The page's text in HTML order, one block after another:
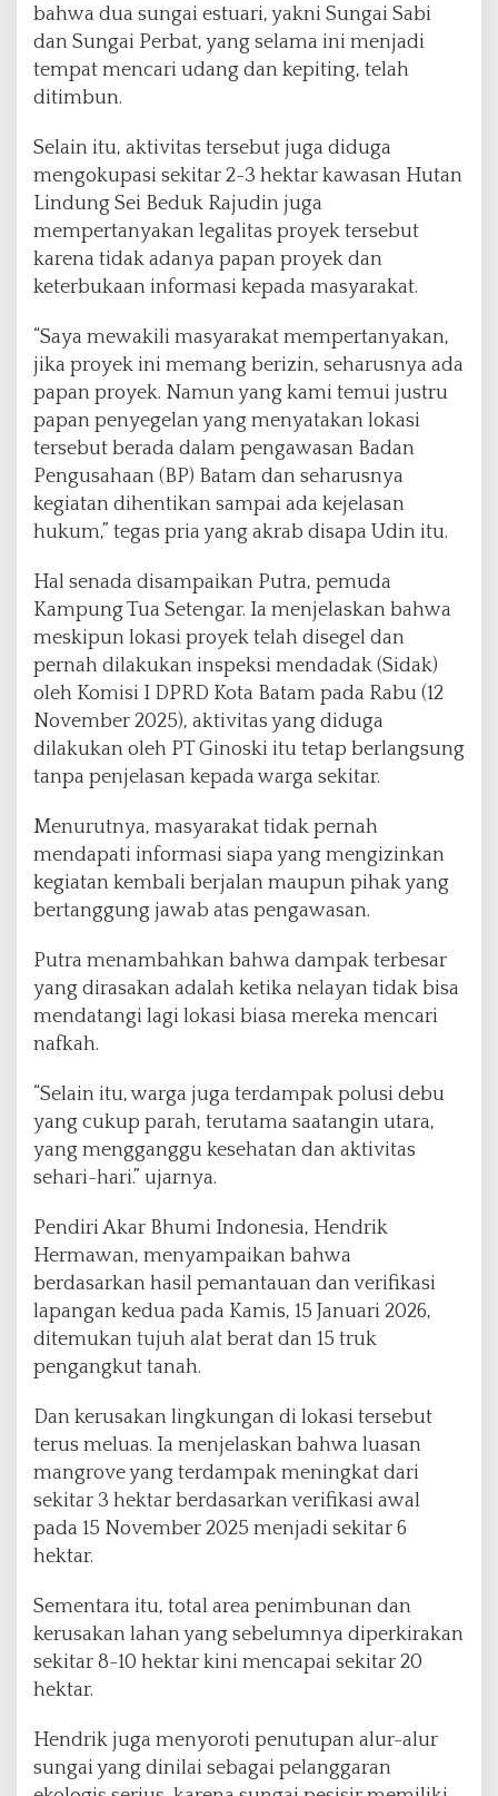
I
D
s
K
L
L
a
k
u
n
V
e
r
f
i
k
a
s
bahwa dua sungai estuari, yakni Sungai Sabi
dan Sungai Perbat, yang selama ini menjadi
tempat mencari udang dan kepiting, telah
ditimbun.
Selain itu, aktivitas tersebut juga diduga
mengokupasi sekitar 2-3 hektar kawasan Hutan
Lindung Sei Beduk Rajudin juga
mempertanyakan legalitas proyek tersebut
karena tidak adanya papan proyek dan
keterbukaan informasi kepada masyarakat.
“Saya mewakili masyarakat mempertanyakan,
jika proyek ini memang berizin, seharusnya ada
papan proyek. Namun yang kami temui justru
papan penyegelan yang menyatakan lokasi
tersebut berada dalam pengawasan Badan
Pengusahaan (BP) Batam dan seharusnya
kegiatan dihentikan sampai ada kejelasan
hukum,” tegas pria yang akrab disapa Udin itu.
Hal senada disampaikan Putra, pemuda
Kampung Tua Setengar. Ia menjelaskan bahwa
meskipun lokasi proyek telah disegel dan
pernah dilakukan inspeksi mendadak (Sidak)
oleh Komisi I DPRD Kota Batam pada Rabu (12
November 2025), aktivitas yang diduga
dilakukan oleh PT Ginoski itu tetap berlangsung
tanpa penjelasan kepada warga sekitar.
Menurutnya, masyarakat tidak pernah
mendapati informasi siapa yang mengizinkan
kegiatan kembali berjalan maupun pihak yang
bertanggung jawab atas pengawasan.
Putra menambahkan bahwa dampak terbesar
yang dirasakan adalah ketika nelayan tidak bisa
mendatangi lagi lokasi biasa mereka mencari
nafkah.
“Selain itu, warga juga terdampak polusi debu
yang cukup parah, terutama saatangin utara,
yang mengganggu kesehatan dan aktivitas
sehari-hari.” ujarnya.
Pendiri Akar Bhumi Indonesia, Hendrik
Hermawan, menyampaikan bahwa
berdasarkan hasil pemantauan dan verifikasi
lapangan kedua pada Kamis, 15 Januari 2026,
ditemukan tujuh alat berat dan 15 truk
pengangkut tanah.
Dan kerusakan lingkungan di lokasi tersebut
terus meluas. Ia menjelaskan bahwa luasan
mangrove yang terdampak meningkat dari
sekitar 3 hektar berdasarkan verifikasi awal
pada 15 November 2025 menjadi sekitar 6
hektar.
Sementara itu, total area penimbunan dan
kerusakan lahan yang sebelumnya diperkirakan
sekitar 8-10 hektar kini mencapai sekitar 20
hektar.
Hendrik juga menyoroti penutupan alur-alur
sungai yang dinilai sebagai pelanggaran